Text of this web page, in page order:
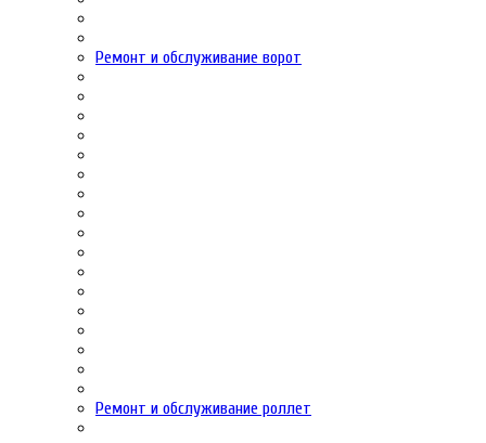
Ремонт и обслуживание ворот
Ремонт и обслуживание роллет